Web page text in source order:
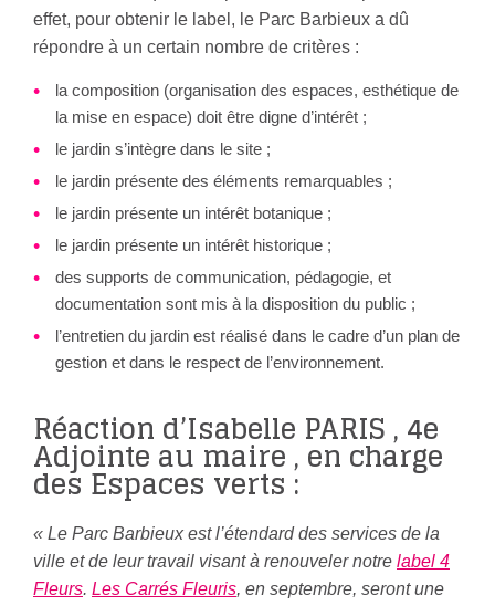
effet, pour obtenir le label, le Parc Barbieux a dû
répondre à un certain nombre de critères :
la composition (organisation des espaces, esthétique de
la mise en espace) doit être digne d’intérêt ;
le jardin s’intègre dans le site ;
le jardin présente des éléments remarquables ;
le jardin présente un intérêt botanique ;
le jardin présente un intérêt historique ;
des supports de communication, pédagogie, et
documentation sont mis à la disposition du public ;
l’entretien du jardin est réalisé dans le cadre d’un plan de
gestion et dans le respect de l’environnement.
Réaction d’Isabelle PARIS , 4e
Adjointe au maire , en charge
des Espaces verts :
« Le Parc Barbieux est l’étendard des services de la
ville et de leur travail visant à renouveler notre label 4
Fleurs. Les Carrés Fleuris, en septembre, seront une